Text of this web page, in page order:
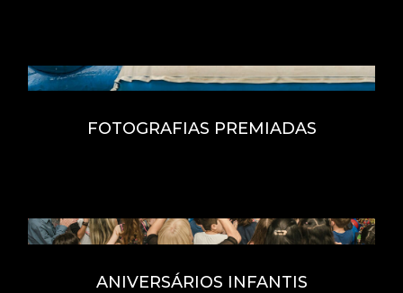
FOTOGRAFIAS PREMIADAS
ANIVERSÁRIOS INFANTIS